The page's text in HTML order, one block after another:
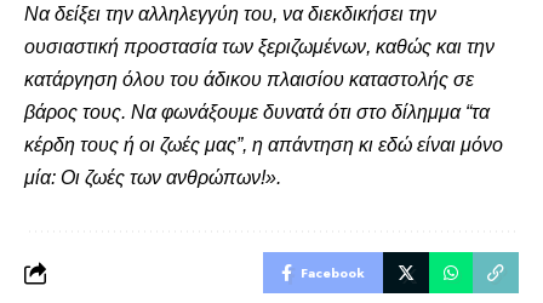
Να δείξει την αλληλεγγύη του, να διεκδικήσει την
ουσιαστική προστασία των ξεριζωμένων, καθώς και την
κατάργηση όλου του άδικου πλαισίου καταστολής σε
βάρος τους. Να φωνάξουμε δυνατά ότι στο δίλημμα “τα
κέρδη τους ή οι ζωές μας”, η απάντηση κι εδώ είναι μόνο
μία: Οι ζωές των ανθρώπων!».
Facebook